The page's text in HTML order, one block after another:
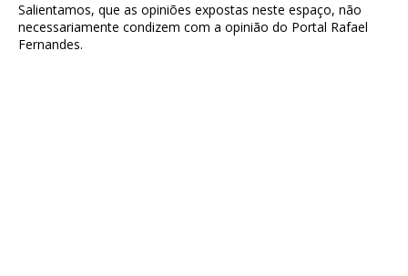
Salientamos, que as opiniões expostas neste espaço, não
necessariamente condizem com a opinião do Portal Rafael
Fernandes.